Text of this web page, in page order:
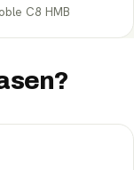
C8 HMB